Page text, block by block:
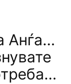
Анѓа…